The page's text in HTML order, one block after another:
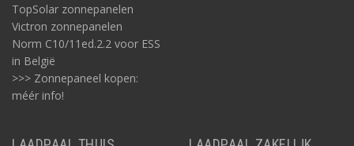
TopSolar zonnepanelen
Victron zonnepanelen
Norm C10/11ed.2.2 voor ESS
in België
>>> Zonnepaneel kopen:
méér info!